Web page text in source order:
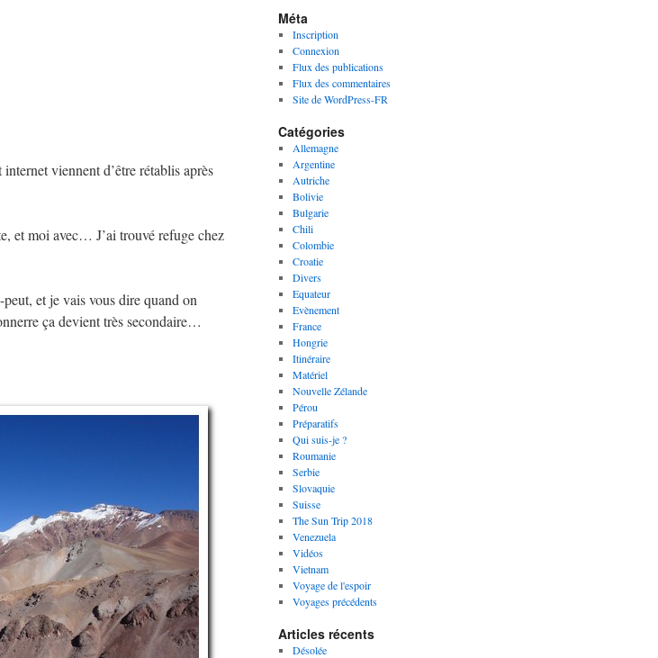
viennent d’être rétablis après
et moi avec… J’ai trouvé refuge chez
et je vais vous dire quand on
ça devient très secondaire…
Méta
Inscription
Connexion
Flux des publications
Flux des commentaires
Site de WordPress-FR
Catégories
Allemagne
Argentine
Autriche
Bolivie
Bulgarie
Chili
Colombie
Croatie
Divers
Equateur
Evènement
France
Hongrie
Itinéraire
Matériel
Nouvelle Zélande
Pérou
Préparatifs
Qui suis-je ?
Roumanie
Serbie
Slovaquie
Suisse
The Sun Trip 2018
Venezuela
Vidéos
Vietnam
Voyage de l'espoir
Voyages précédents
Articles récents
Désolée